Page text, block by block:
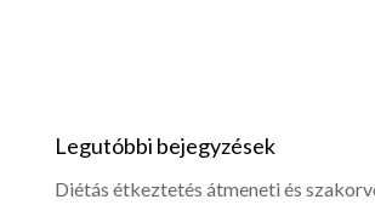
Legutóbbi bejegyzések
Diétás étkeztetés átmeneti és